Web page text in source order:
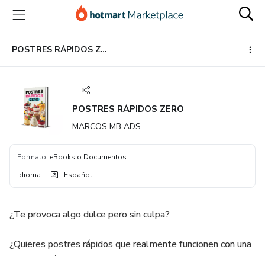
principal
página
de
página
POSTRES RÁPIDOS ZERO
POSTRES RÁPIDOS ZERO
MARCOS MB ADS
Formato: eBooks o Documentos
Idioma: Español
¿Te provoca algo dulce pero sin culpa?
¿Quieres postres rápidos que realmente funcionen con una